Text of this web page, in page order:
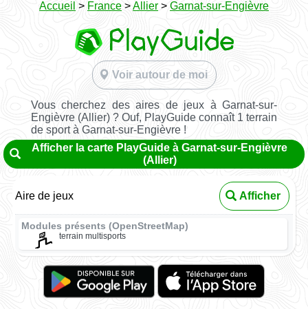
Accueil > France >Allier > Garnat-sur-Engièvre
Voir autour de moi
Vous cherchez des aires de jeux à Garnat-sur-
Engièvre (Allier) ? Ouf, PlayGuide connaît 1 terrain
de sport à Garnat-sur-Engièvre !
Afficher la carte PlayGuide à Garnat-sur-Engièvre
(Allier)
Aire de jeux Afficher
Modules présents (OpenStreetMap)
terrain multisports